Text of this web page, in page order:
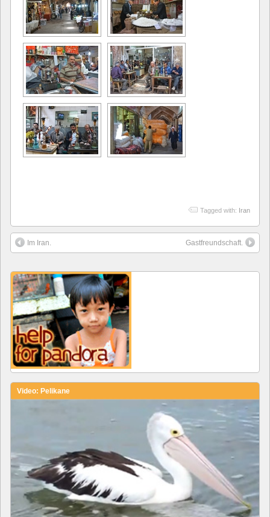
Tagged with: Iran
Im Iran. Gastfreundschaft.
Video: Pelikane